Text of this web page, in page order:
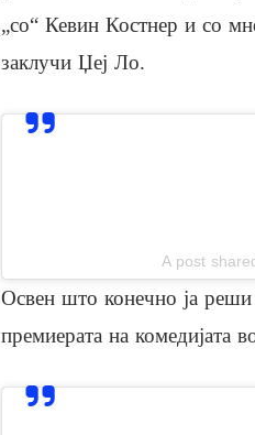
„со“ Кевин Костнер и со
заклучи Џеј Ло.
A post
Освен што конечно ја реши
премиерата на комедијата